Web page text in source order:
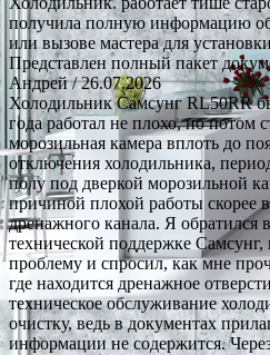
получила полную информацию об
или вызове мастера для
Представлен полный пакет
Андрей/ 26.07.2026
Холодильник Самсунг RL50RR
года работал не плохо, но потом
морозильная камера вплоть до
отключения холодильника,
полу под дверкой морозильной
причиной плохой работы скорее
дренажного канала. Я
технической поддержке Самсунг,
проблему и спросил, как мне
где находится дренажное
техническое обслуживание
очистку, ведь в документах
информации не содержится.